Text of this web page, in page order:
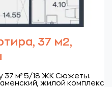
37 м2,
37 м² 5/18 ЖК Сюжеты.
жилой комплекс